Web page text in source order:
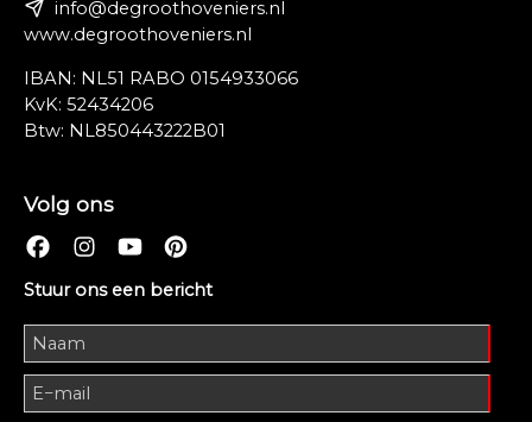
info@degroothoveniers.nl
www.degroothoveniers.nl
IBAN: NL51 RABO 0154933066
KvK: 52434206
Btw: NL850443222B01
Volg ons
Stuur ons een bericht